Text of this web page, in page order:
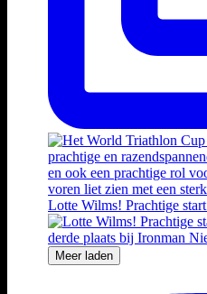
Lotte Wilms! Prachtige
Meer laden